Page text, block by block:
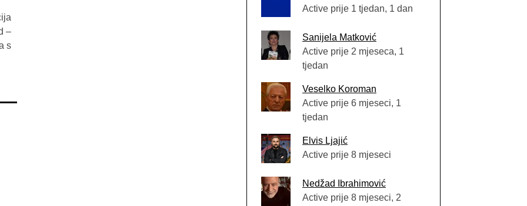
–
s
Active prije 1 tjedan, 1 dan
Sanijela Matković
Active prije 2 mjeseca, 1
tjedan
Veselko Koroman
Active prije 6 mjeseci, 1
tjedan
Elvis Ljajić
Active prije 8 mjeseci
Nedžad Ibrahimović
Active prije 8 mjeseci, 2